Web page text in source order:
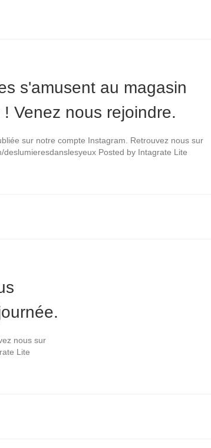
s'amusent au magasin
! Venez nous rejoindre.
sur notre compte Instagram. Retrouvez nous sur
deslumieresdanslesyeux Posted by Intagrate Lite
nous sur
Lite